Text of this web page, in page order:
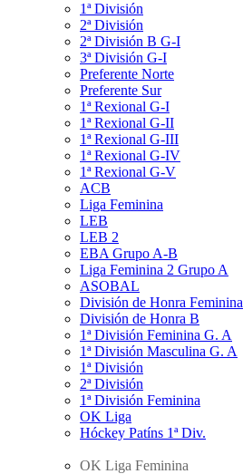
1ª División
2ª División
2ª División B G-I
3ª División G-I
Preferente Norte
Preferente Sur
1ª Rexional G-I
1ª Rexional G-II
1ª Rexional G-III
1ª Rexional G-IV
1ª Rexional G-V
ACB
Liga Feminina
LEB
LEB 2
EBA Grupo A-B
Liga Feminina 2 Grupo A
ASOBAL
División de Honra Feminina
División de Honra B
1ª División Feminina G. A
1ª División Masculina G. A
1ª División
2ª División
1ª División Feminina
OK Liga
Hóckey Patíns 1ª Div.
OK Liga Feminina